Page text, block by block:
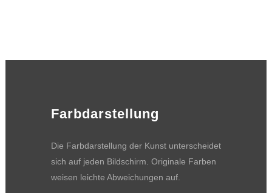
Farbdarstellung
Die Farbdarstellung der Kunst unterscheidet
sich auf jeden Bildschirm. Originale Farben
weisen leichte Abweichungen auf.